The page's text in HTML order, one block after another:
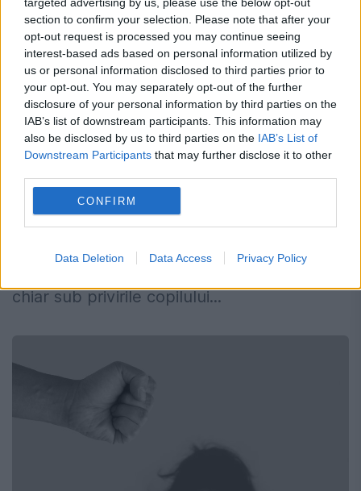
section to confirm your selection. Please note that after your
opt-out request is processed you may continue seeing
interest-based ads based on personal information utilized by
us or personal information disclosed to third parties prior to
your opt-out. You may separately opt-out of the further
disclosure of your personal information by third parties on the
IAB’s list of downstream participants. This information may
also be disclosed by us to third parties on the IAB’s List of
Downstream Participants that may further disclose it to other
CONFIRM
Data Deletion Data Access Privacy Policy
Verificări de la centru la IPJ Teleorman,
în cazul tinerei ucise
10 NOIEMBRIE 2025
ConducereaPoliţiei Române anunţă că au
fost efectuate verificări la Inspectoratul de
femeie a fost ucisă de soțul său pe stradă,
chiar sub privirile copilului...